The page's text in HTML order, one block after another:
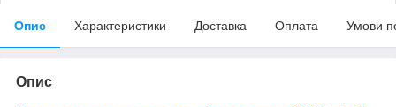
Опис Характеристики Доставка Оплата Умови
Опис